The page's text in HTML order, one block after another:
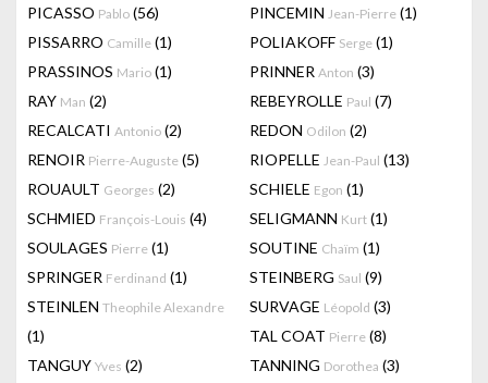
PICASSO Pablo (56) PINCEMIN Jean-Pierre (1)
PISSARRO Camille (1) POLIAKOFF Serge (1)
PRASSINOS Mario (1) PRINNER Anton (3)
RAY Man (2) REBEYROLLE Paul (7)
RECALCATI Antonio (2) REDON Odilon (2)
RENOIR Pierre-Auguste (5) RIOPELLE Jean-Paul (13)
ROUAULT Georges (2) SCHIELE Egon (1)
SCHMIED François-Louis (4) SELIGMANN Kurt (1)
SOULAGES Pierre (1) SOUTINE Chaïm (1)
SPRINGER Ferdinand (1) STEINBERG Saul (9)
STEINLEN Theophile Alexandre
(1)
SURVAGE Léopold (3)
TAL COAT Pierre (8)
TANGUY Yves (2) TANNING Dorothea (3)